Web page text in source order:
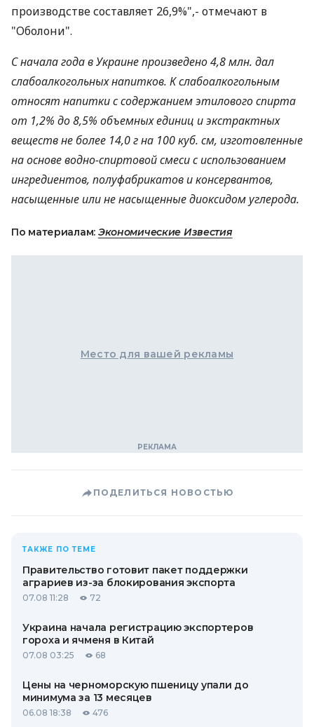
производстве составляет 26,9%",- отмечают в
"Оболони".
С начала года в Украине произведено 4,8 млн. дал
слабоалкогольных напитков. К слабоалкогольным
относят напитки с содержанием этилового спирта
от 1,2% до 8,5% объемных единиц и экстрактных
веществ не более 14,0 г на 100 куб. см, изготовленные
на основе водно-спиртовой смеси с использованием
ингредиентов, полуфабрикатов и консервантов,
насыщенные или не насыщенные диоксидом углерода.
По материалам: Экономические Известия
Место для вашей рекламы
ПОДЕЛИТЬСЯ НОВОСТЬЮ
ТАКЖЕ ПО ТЕМЕ
Правительство готовит пакет поддержки
аграриев из-за блокирования экспорта
07.08 11:28 72
Украина начала регистрацию экспортеров
гороха и ячменя в Китай
07.08 03:25 68
Цены на черноморскую пшеницу упали до
минимума за 13 месяцев
06.08 18:38 476